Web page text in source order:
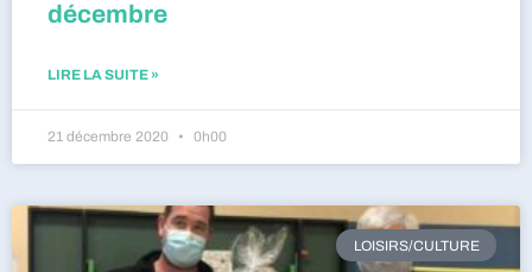
décembre
LIRE LA SUITE »
21 décembre 2020 0h00
LOISIRS/CULTURE